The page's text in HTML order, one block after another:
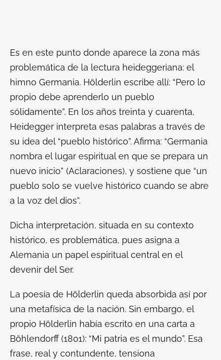
Es en este punto donde aparece la zona más
problemática de la lectura heideggeriana: el
himno Germania. Hölderlin escribe allí: “Pero lo
propio debe aprenderlo un pueblo
sólidamente”. En los años treinta y cuarenta,
Heidegger interpreta esas palabras a través de
su idea del “pueblo histórico”. Afirma: “Germania
nombra el lugar espiritual en que se prepara un
nuevo inicio” (Aclaraciones), y sostiene que “un
pueblo solo se vuelve histórico cuando se abre
a la voz del dios”.
Dicha interpretación, situada en su contexto
histórico, es problemática, pues asigna a
Alemania un papel espiritual central en el
devenir del Ser.
La poesía de Hölderlin queda absorbida así por
una metafísica de la nación. Sin embargo, el
propio Hölderlin había escrito en una carta a
Böhlendorff (1801): “Mi patria es el mundo”. Esa
frase, real y contundente, tensiona